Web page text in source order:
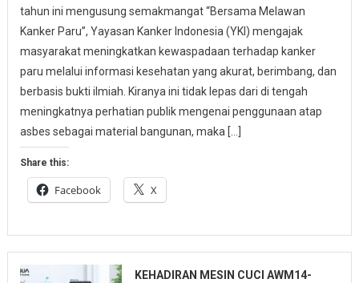
tahun ini mengusung semakmangat “Bersama Melawan
Kanker Paru”, Yayasan Kanker Indonesia (YKI) mengajak
masyarakat meningkatkan kewaspadaan terhadap kanker
paru melalui informasi kesehatan yang akurat, berimbang, dan
berbasis bukti ilmiah. Kiranya ini tidak lepas dari di tengah
meningkatnya perhatian publik mengenai penggunaan atap
asbes sebagai material bangunan, maka […]
Share this:
Facebook X
KEHADIRAN MESIN CUCI AWM14-